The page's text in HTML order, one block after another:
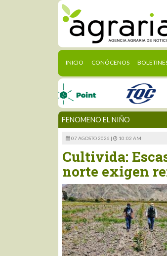
INICIO (CURRENT)
CONÓCENOS
FENOMENO EL NIÑO
07 AGOSTO 2026 | 10:02 AM
Cultivida:
norte exigen